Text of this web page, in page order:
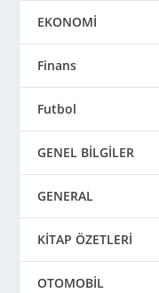
EKONOMİ
Finans
Futbol
GENEL BİLGİLER
GENERAL
KİTAP ÖZETLERİ
OTOMOBİL